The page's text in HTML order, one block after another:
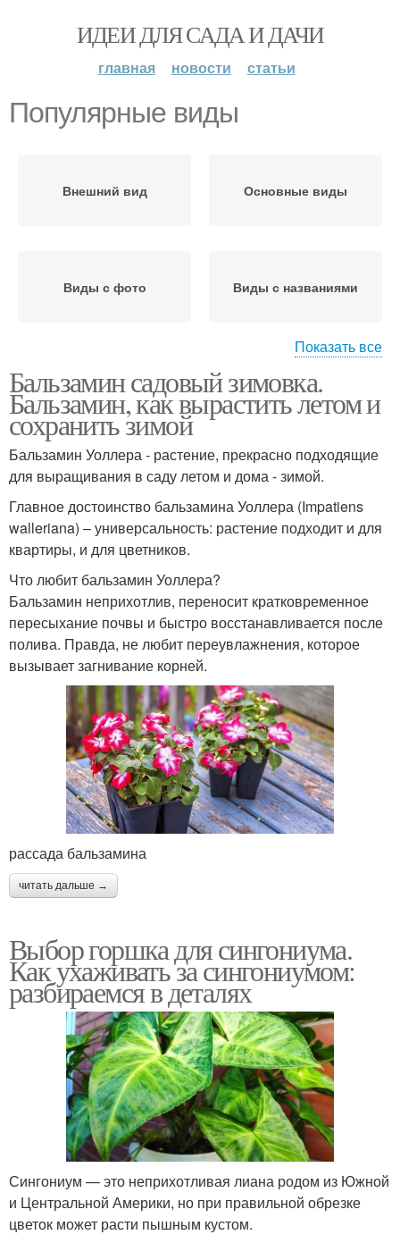
ИДЕИ ДЛЯ САДА И ДАЧИ
главная новости статьи
Популярные виды
Внешний вид Основные виды
Виды с фото Виды с названиями
Садовые виды И внешний вид
Показать все
Бальзамин садовый зимовка.
Бальзамин, как вырастить летом и
сохранить зимой
Бальзамин Уоллера - растение, прекрасно подходящие
для выращивания в саду летом и дома - зимой.
Главное достоинство бальзамина Уоллера (Impatiens
walleriana) – универсальность: растение подходит и для
квартиры, и для цветников.
Что любит бальзамин Уоллера?
Бальзамин неприхотлив, переносит кратковременное
пересыхание почвы и быстро восстанавливается после
полива. Правда, не любит переувлажнения, которое
вызывает загнивание корней.
рассада бальзамина
читать дальше →
Выбор горшка для сингониума.
Как ухаживать за сингониумом:
разбираемся в деталях
Сингониум — это неприхотливая лиана родом из Южной
и Центральной Америки, но при правильной обрезке
цветок может расти пышным кустом.